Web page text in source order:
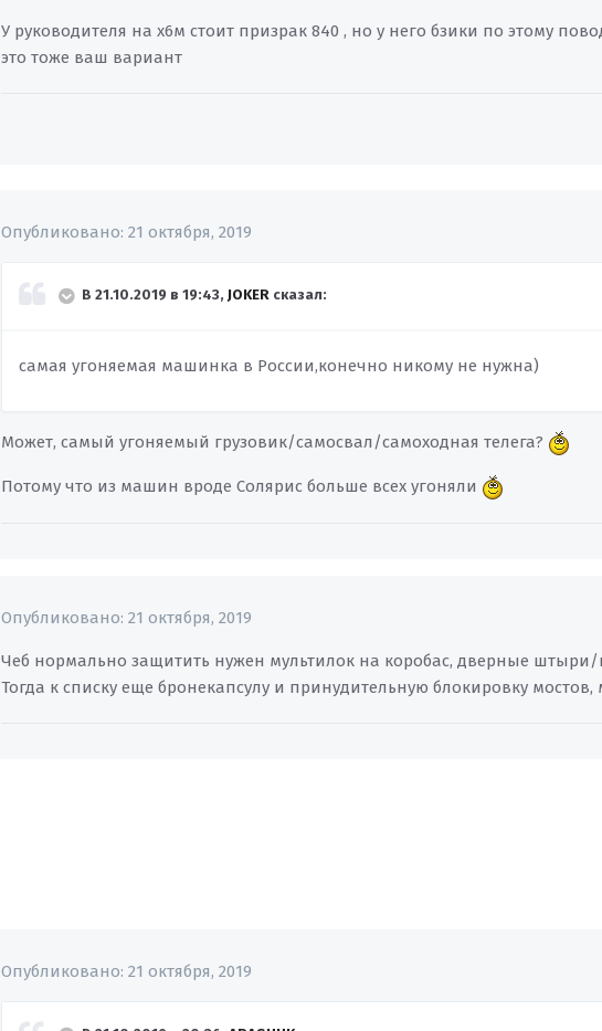
У руководителя на х6м стоит призрак 840 , но у него бзики по этому
это тоже ваш вариант
Опубликовано:21 октября, 2019
В 21.10.2019 в 19:43,JOKER сказал:
самая угоняемая машинка в России,конечно никому не нужна)
Может, самый угоняемый грузовик/самосвал/самоходная телега?
Потому что из машин вроде Солярис больше всех угоняли
Опубликовано:21 октября, 2019
Чеб нормально защитить нужен мультилок на коробас, дверные штыри/
Тогда к списку еще бронекапсулу и принудительную блокировку мостов,
Опубликовано:21 октября, 2019